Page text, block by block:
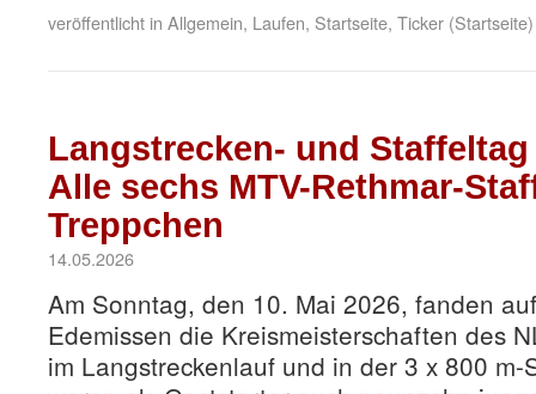
veröffentlicht in Allgemein, Laufen, Startseite, Ticker (Startseite)
Langstrecken- und
Alle sechs MTV-Rethmar-
Treppchen
14.05.2026
Am Sonntag, den 10. Mai 2026, fanden
Edemissen die Kreismeisterschaften des
im Langstreckenlauf und in der 3 x 800